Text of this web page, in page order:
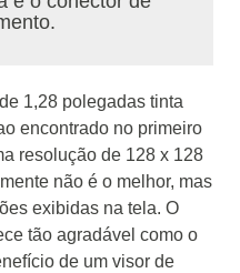
1,28 polegadas tinta
encontrado no primeiro
resolução de 128 x 128
não é o melhor, mas
exibidas na tela. O
tão agradável como o
de um visor de